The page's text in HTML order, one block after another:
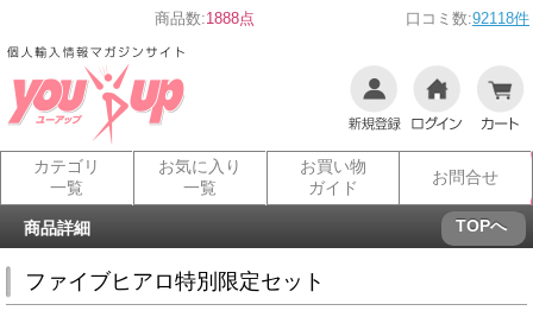
商品数:1888点 口コミ数:92118件
カテゴリ
一覧
お気に入り
一覧
お買い物
ガイド
お問合せ
商品詳細 TOPへ
ファイブヒアロ特別限定セット